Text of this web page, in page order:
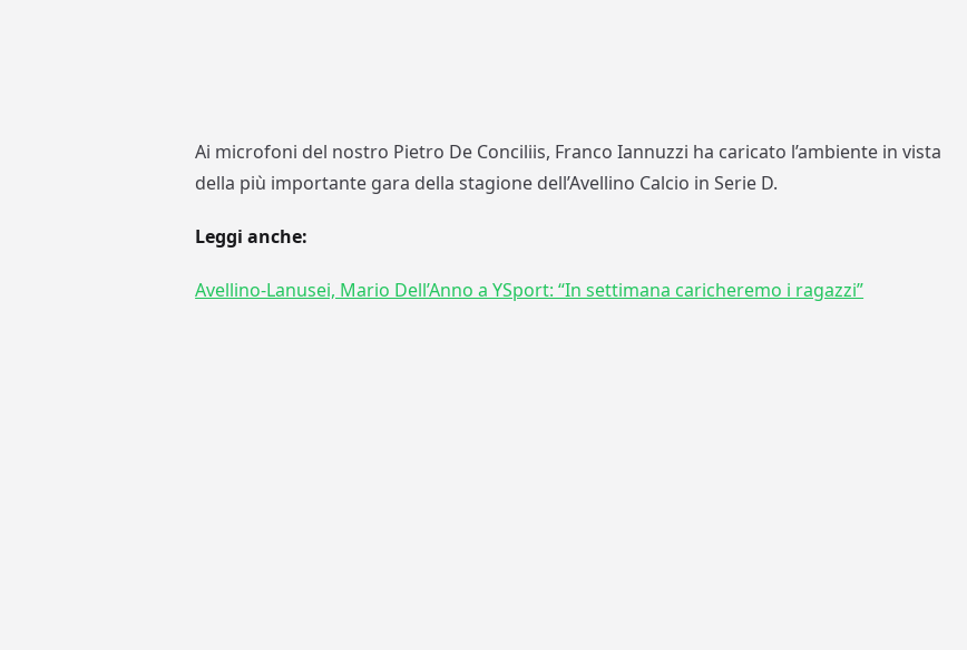
Ai microfoni del nostro Pietro De Conciliis, Franco Iannuzzi ha caricato l’ambiente in vista
della più importante gara della stagione dell’Avellino Calcio in Serie D.
Leggi anche:
Avellino-Lanusei, Mario Dell’Anno a YSport: “In settimana caricheremo i ragazzi”